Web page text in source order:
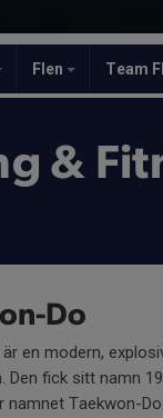
Flen Team
&
Do
en modern,
Den fick sitt namn
namnet Taekwon-